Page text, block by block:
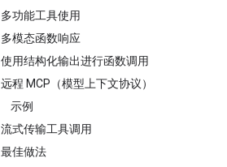
多功能工具使用
多模态函数响应
使用结构化输出进行函数调用
远程 MCP（模型上下文协议）
示例
流式传输工具调用
最佳做法